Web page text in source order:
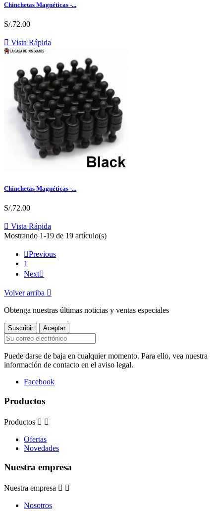
Chinchetas Magnéticas -...
S/.72.00
 Vista Rápida
Chinchetas Magnéticas -...
S/.72.00
 Vista Rápida
Mostrando 1-19 de 19 artículo(s)
Previous
1
Next
Volver arriba 
Obtenga nuestras últimas noticias y ventas especiales
Puede darse de baja en cualquier momento. Para ello, vea nuestra
información de contacto en el aviso legal.
Facebook
Productos
Productos  
Ofertas
Novedades
Nuestra empresa
Nuestra empresa  
Nosotros